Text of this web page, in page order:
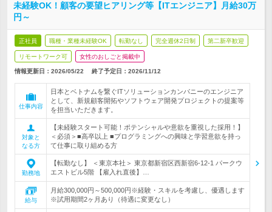
未経験OK！顧客の要望ヒアリング等【ITエンジニア】月給30万
円～
正社員 職種・業種未経験OK 転勤なし 完全週休2日制 第二新卒歓迎
リモートワーク可 女性のおしごと掲載中
情報更新日：2026/05/22 終了予定日： 2026/11/12
仕事内容
日本とベトナムを繋ぐITソリューションカンパニーのエンジニア
として、新規顧客開拓やソフトウェア開発プロジェクトの提案等
を担当いただきます。
対象と
なる方
【未経験スタート可能！ポテンシャルや意欲を重視した採用！】
＜必須＞■高卒以上 ■プログラミングへの興味と学習意欲を持っ
て仕事に取り組める方
勤務地
【転勤なし】 ＜東京本社＞ 東京都新宿区西新宿6-12-1 パークウ
エストビル5階 【雇入れ直後】…
給与
月給300,000円～500,000円※経験・スキルを考慮し、優遇します
※試用期間2ヶ月あり（待遇に変更なし）